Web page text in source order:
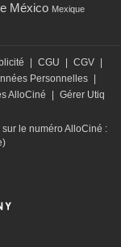
México Mexique
CGU CGV
Personnelles
AlloCiné
Gérer Utiq
le numéro AlloCiné :